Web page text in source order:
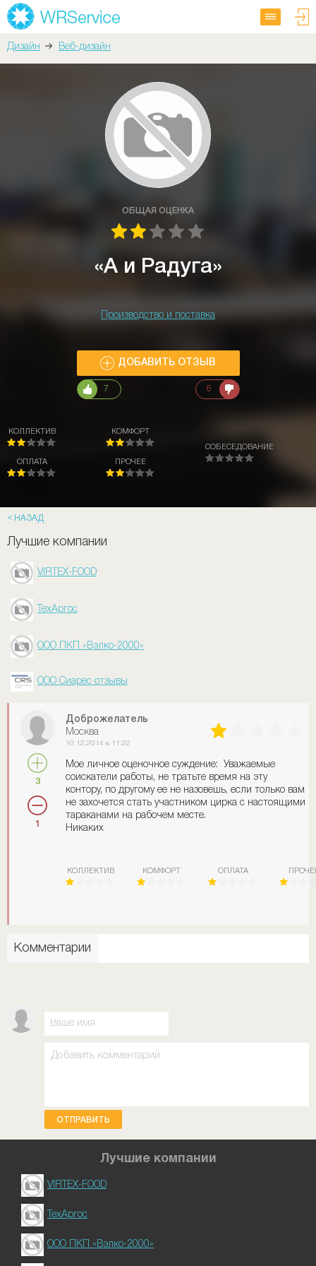
Дизайн Веб-дизайн
ОБЩАЯ ОЦЕНКА
«А и Радуга»
Производство и поставка
ДОБАВИТЬ ОТЗЫВ
7 6
КОЛЛЕКТИВ
ОПЛАТА
КОМФОРТ
ПРОЧЕЕ
СОБЕСЕДОВАНИЕ
НАЗАД
Лучшие компании
VIRTEX-FOOD
ТехАргос
ООО ПКП «Вэлко-2000»
ООО Сиарес отзывы
3
1
Доброжелатель
Москва
10.12.2014 в 11:22
Мое личное оценочное суждение: Уважаемые
соискатели работы, не тратьте время на эту
контору, по другому ее не назовешь, если только вам
не захочется стать участником цирка с настоящими
тараканами на рабочем месте.
Никаких
КОЛЛЕКТИВ КОМФОРТ ОПЛАТА
Комментарии
ОТПРАВИТЬ
Лучшие компании
VIRTEX-FOOD
ТехАргос
ООО ПКП «Вэлко-2000»